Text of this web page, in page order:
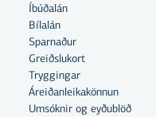
Íbúðalán
Bílalán
Sparnaður
Greiðslukort
Tryggingar
Áreiðanleikakönnun
Umsóknir og eyðublöð